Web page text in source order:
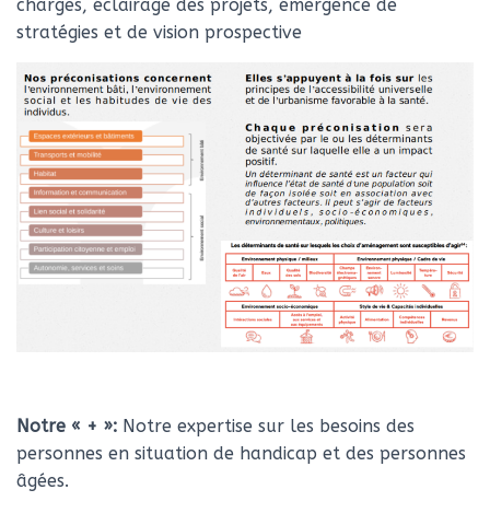
charges, éclairage des projets, émergence de
stratégies et de vision prospective
Notre « + »: Notre expertise sur les besoins des
personnes en situation de handicap et des personnes
âgées.